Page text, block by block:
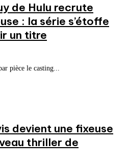
de Hulu recrute
: la série s’étoffe
un titre
pièce le casting...
devient une fixeuse
thriller de